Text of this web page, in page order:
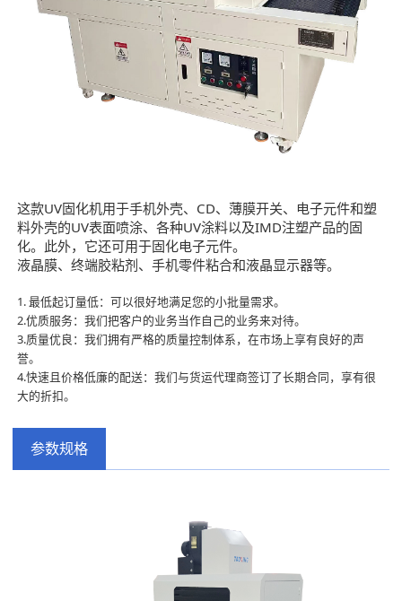
这款UV固化机用于手机外壳、CD、薄膜开关、电子元件和塑
料外壳的UV表面喷涂、各种UV涂料以及IMD注塑产品的固
化。此外，它还可用于固化电子元件。
液晶膜、终端胶粘剂、手机零件粘合和液晶显示器等。
1. 最低起订量低：可以很好地满足您的小批量需求。
2.优质服务：我们把客户的业务当作自己的业务来对待。
3.质量优良：我们拥有严格的质量控制体系，在市场上享有良好的声
誉。
4.快速且价格低廉的配送：我们与货运代理商签订了长期合同，享有很
大的折扣。
参数规格